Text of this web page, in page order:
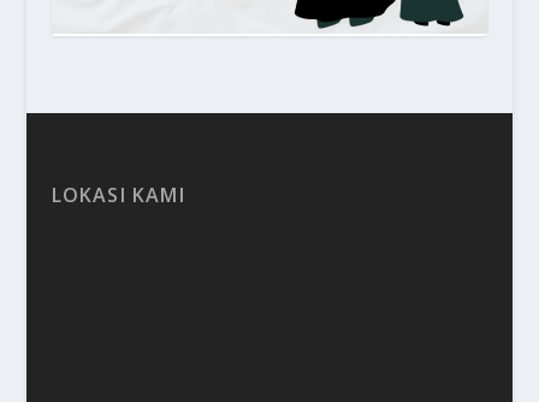
LOKASI KAMI